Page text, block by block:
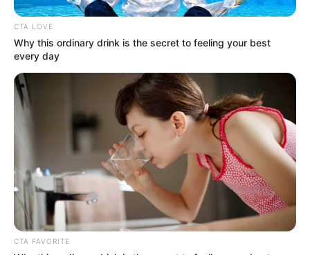
A dupla João Márcio e Fabiano abre hoje o Rodeio
Show em Rancharia
CTA LOVE
Why this ordinary drink is the secret to feeling your best
every day
CTA FAVORITE